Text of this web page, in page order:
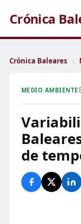
Crónica
Crónica Baleares ›
MEDIO AMBIENTE
de